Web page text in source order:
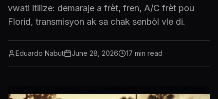
vwati itilize: demaraje a frèt, fren, A/C frèt pou
Florid, transmisyon ak sa chak senbòl vle di.
Eduardo Nabut June 28, 2026 17 min read